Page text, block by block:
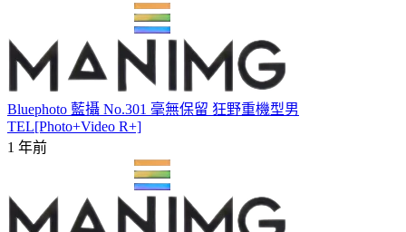
Bluephoto 藍攝 No.301 毫無保留 狂野重機型男
TEL[Photo+Video R+]
1 年前